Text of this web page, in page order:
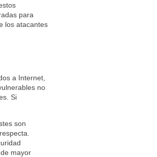
para
los atacantes
a Internet,
no
Si
son
mayor